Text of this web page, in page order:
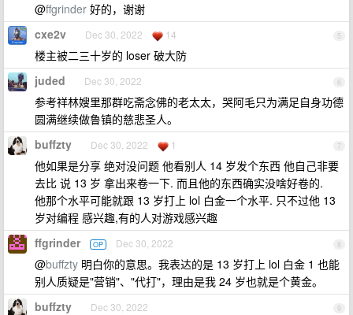
@ffgrinder 好的，谢谢
5
cxe2v Dec 30, 2022 14
楼主被二三十岁的 loser 破大防
6
juded Dec 30, 2022
参考祥林嫂里那群吃斋念佛的老太太，哭阿毛只为满足自身功德
圆满继续做鲁镇的慈悲圣人。
7
buffzty Dec 30, 2022 1
他如果是分享 绝对没问题 他看别人 14 岁发个东西 他自己非要
去比 说 13 岁 拿出来卷一下. 而且他的东西确实没啥好卷的.
他那个水平可能就跟 13 岁打上 lol 白金一个水平. 只不过他 13
岁对编程 感兴趣,有的人对游戏感兴趣
8
ffgrinder OP Dec 30, 2022
@buffzty 明白你的意思。我表达的是 13 岁打上 lol 白金 1 也能
别人质疑是"营销"、"代打"，理由是我 24 岁也就是个黄金。
9
buffzty Dec 30, 2022